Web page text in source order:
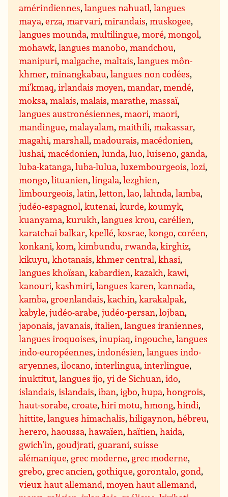
amérindiennes,langues nahuatl,langues
maya,erza,marvari,mirandais,muskogee,
langues mounda,multilingue,moré,mongol,
mohawk,langues manobo,mandchou,
manipuri,malgache,maltais,langues môn-
khmer,minangkabau,langues non codées,
mi’kmaq,irlandais moyen,mandar,mendé,
moksa,malais,malais,marathe,massaï,
langues austronésiennes,maori,maori,
mandingue,malayalam,maithili,makassar,
magahi,marshall,madourais,macédonien,
lushai,macédonien,lunda,luo,luiseno, ganda,
luba-katanga,luba-lulua,luxembourgeois,lozi,
mongo,lituanien,lingala,lezghien,
limbourgeois,latin,letton,lao,lahnda,lamba,
judéo-espagnol,kutenai,kurde,koumyk,
kuanyama,kurukh,langues krou,carélien,
karatchai balkar,kpellé,kosrae,kongo,coréen,
konkani,kom,kimbundu,rwanda,kirghiz,
kikuyu,khotanais,khmer central,khasi,
langues khoïsan,kabardien,kazakh,kawi,
kanouri,kashmiri,langues karen,kannada,
kamba, groenlandais,kachin,karakalpak,
kabyle,judéo-arabe,judéo-persan,lojban,
japonais,javanais,italien,langues iraniennes,
langues iroquoises,inupiaq,ingouche,langues
indo-européennes,indonésien,langues indo-
aryennes,ilocano,interlingua,interlingue,
inuktitut,langues ijo,yi de Sichuan,ido,
islandais,islandais,iban,igbo,hupa,hongrois,
haut-sorabe,croate,hiri motu,hmong,hindi,
hittite,langues himachalis,hiligaynon,hébreu,
herero,haoussa,hawaïen,haïtien,haida,
gwich’in, goudjrati, guarani,suisse
alémanique, grec moderne, grec moderne,
grebo, grec ancien, gothique, gorontalo, gond,
vieux haut allemand,moyen haut allemand,